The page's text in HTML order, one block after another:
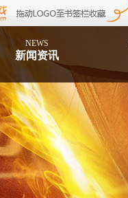
NEWS
新闻资讯